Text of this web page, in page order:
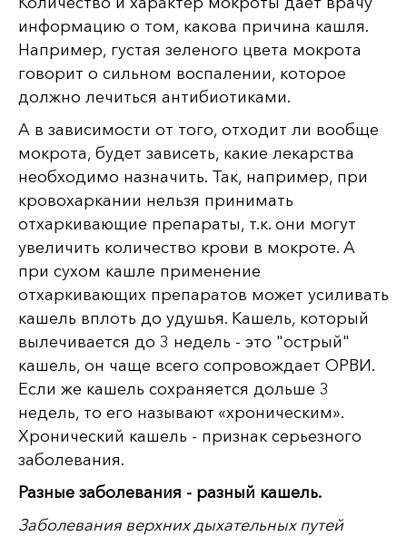
информацию о том, какова причина кашля.
Например, густая зеленого цвета мокрота
говорит о сильном воспалении, которое
должно лечиться антибиотиками.
А в зависимости от того, отходит ли вообще
мокрота, будет зависеть, какие лекарства
необходимо назначить. Так, например, при
кровохаркании нельзя принимать
отхаркивающие препараты, т.к. они могут
увеличить количество крови в мокроте. А
при сухом кашле применение
отхаркивающих препаратов может усиливать
кашель вплоть до удушья. Кашель, который
вылечивается до 3 недель - это "острый"
кашель, он чаще всего сопровождает ОРВИ.
Если же кашель сохраняется дольше 3
недель, то его называют «хроническим».
Хронический кашель - признак серьезного
заболевания.
Разные заболевания - разный кашель.
Заболевания верхних дыхательных путей